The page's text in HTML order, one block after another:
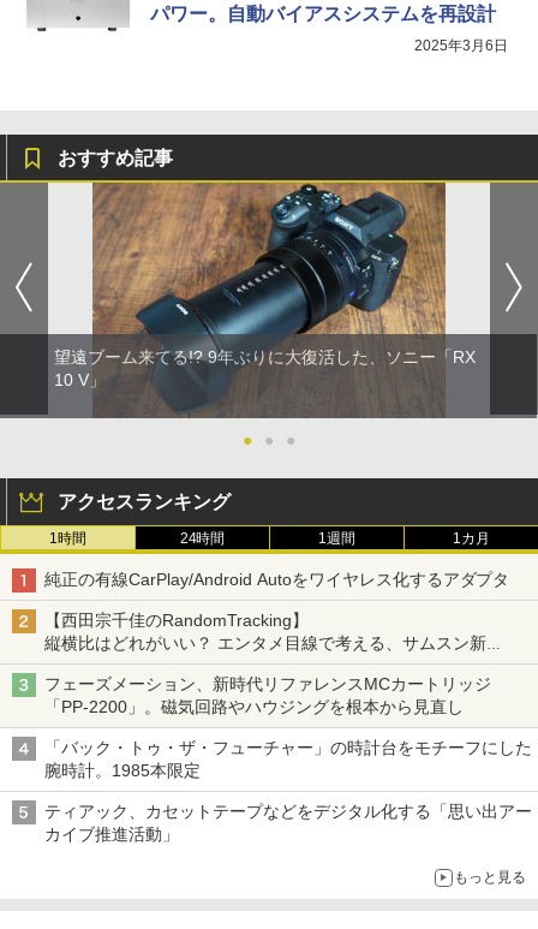
パワー。自動バイアスシステムを再設計
2025年3月6日
おすすめ記事
望遠ブーム来てる!? 9年ぶりに大復活した、ソニー「RX
10 V」
● ● ●
アクセスランキング
1時間 24時間 1週間 1カ月
純正の有線CarPlay/Android Autoをワイヤレス化するアダプタ
【西田宗千佳のRandomTracking】
縦横比はどれがいい？ エンタメ目線で考える、サムスン新
「Galaxy Z Fold」
フェーズメーション、新時代リファレンスMCカートリッジ
「PP-2200」。磁気回路やハウジングを根本から見直し
「バック・トゥ・ザ・フューチャー」の時計台をモチーフにした
腕時計。1985本限定
ティアック、カセットテープなどをデジタル化する「思い出アー
カイブ推進活動」
もっと見る